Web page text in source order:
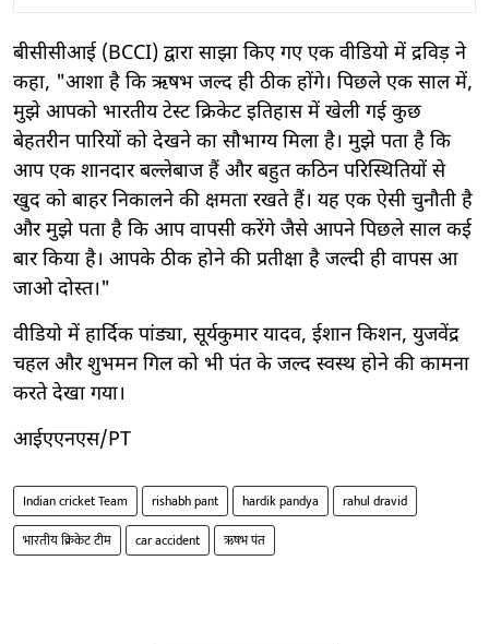
बीसीसीआई (BCCI) द्वारा साझा किए गए एक वीडियो में द्रविड़ ने
कहा, "आशा है कि ऋषभ जल्द ही ठीक होंगे। पिछले एक साल में,
मुझे आपको भारतीय टेस्ट क्रिकेट इतिहास में खेली गई कुछ
बेहतरीन पारियों को देखने का सौभाग्य मिला है। मुझे पता है कि
आप एक शानदार बल्लेबाज हैं और बहुत कठिन परिस्थितियों से
खुद को बाहर निकालने की क्षमता रखते हैं। यह एक ऐसी चुनौती है
और मुझे पता है कि आप वापसी करेंगे जैसे आपने पिछले साल कई
बार किया है। आपके ठीक होने की प्रतीक्षा है जल्दी ही वापस आ
जाओ दोस्त।"
वीडियो में हार्दिक पांड्या, सूर्यकुमार यादव, ईशान किशन, युजवेंद्र
चहल और शुभमन गिल को भी पंत के जल्द स्वस्थ होने की कामना
करते देखा गया।
आईएएनएस/PT
Indian cricket Team rishabh pant hardik pandya
rahul dravid
भारतीय क्रिकेट टीम
car accident ऋषभ पंत